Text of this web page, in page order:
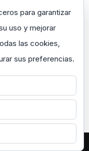
WordPress
para garantizar
uso y mejorar
las cookies,
sus preferencias.